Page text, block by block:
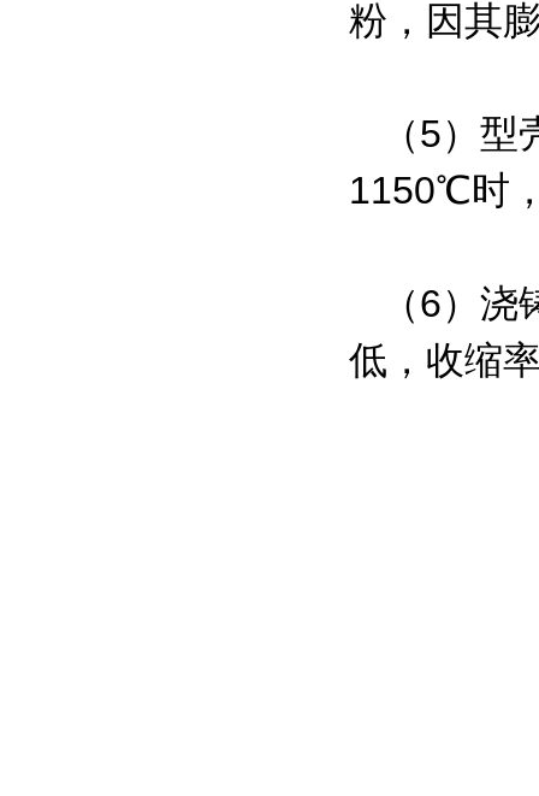
粉，因其
（5）型
1150℃时
（6）浇
低，收缩